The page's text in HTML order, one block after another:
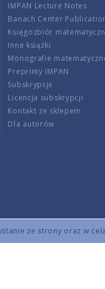
ze strony oraz w
IMPAN Lecture Notes
Banach Center
Księgozbiór
Inne książki
Monografie
Preprinty IMPAN
Subskrypcje
Licencja subskrypcji
Kontakt ze sklepem
Dla autorów